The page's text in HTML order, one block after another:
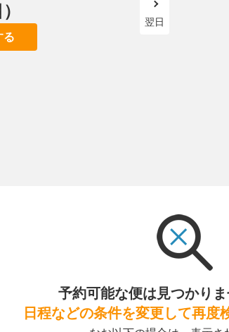
る
翌日
予約可能な便は見つかりま
日程などの条件を変更して再度